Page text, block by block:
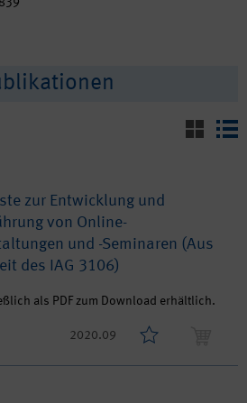
zur Entwicklung und
von Online-
und -Seminaren (Aus
des IAG 3106)
als PDF zum Download erhältlich.
2020.09